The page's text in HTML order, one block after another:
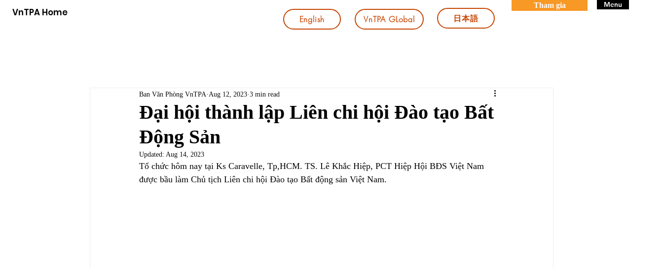
VnTPA Home
English VnTPA GLobal 日本語
Menu
Tham gia
Đại hội thành lập Liên chi hội Đào tạo Bất
Động Sản
Ban Văn Phòng VnTPA Aug 12, 2023 3 min read
Updated: Aug 14, 2023
Tổ chức hôm nay tại Ks Caravelle, Tp,HCM. TS. Lê Khắc Hiệp, PCT Hiệp Hội BĐS Việt Nam
được bầu làm Chủ tịch Liên chi hội Đào tạo Bất động sản Việt Nam.